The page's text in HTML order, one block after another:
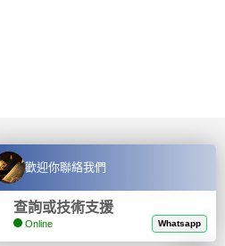
2017-2026
歡迎你聯絡我們
查詢或技術支援
Online Whatsapp